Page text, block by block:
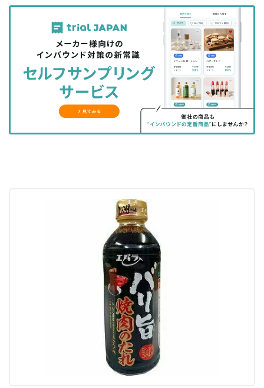
記
を
シ
ェ
る
記
事
を
シ
ェ
ア
す
る
な
ッ
ク
マ
に
記
事
を
購
読
す
る
マ
ガ
登
録
す
る